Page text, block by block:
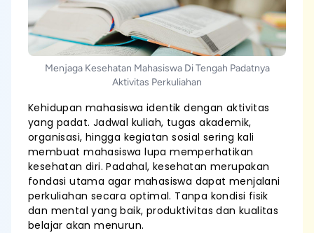
Menjaga Kesehatan Mahasiswa Di Tengah Padatnya
Aktivitas Perkuliahan
Kehidupan mahasiswa identik dengan aktivitas
yang padat. Jadwal kuliah, tugas akademik,
organisasi, hingga kegiatan sosial sering kali
membuat mahasiswa lupa memperhatikan
kesehatan diri. Padahal, kesehatan merupakan
fondasi utama agar mahasiswa dapat menjalani
perkuliahan secara optimal. Tanpa kondisi fisik
dan mental yang baik, produktivitas dan kualitas
belajar akan menurun.